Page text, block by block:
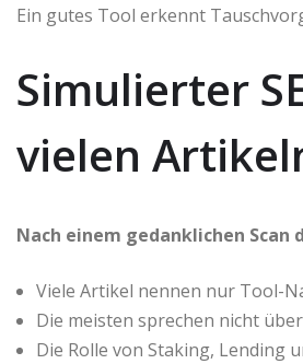
Ein gutes Tool erkennt
Simulierter
vielen
Nach einem gedanklichen Scan
Viele Artikel nennen nur Tool-
Die meisten sprechen nicht
Die Rolle von Staking, Lending